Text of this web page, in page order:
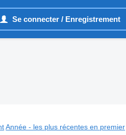
Se connecter / Enregistrement
Année - les plus récentes en premier